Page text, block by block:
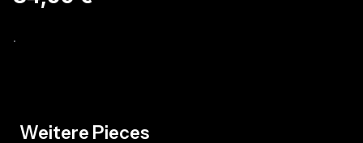
.
Weitere Pieces